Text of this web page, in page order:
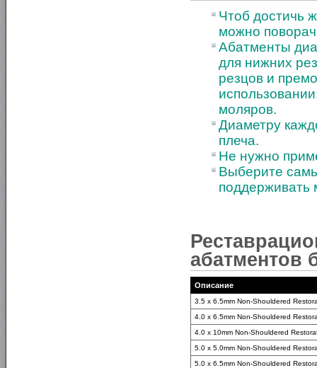
Чтоб достичь
можно
Абатменты
для нижних
резцов и
моляров.
Диаметру
плеча.
Не нужно
Выберите
поддерживать
абатментов
Описание
3.5 x 6.5mm Non-Shouldered
4.0 x 6.5mm Non-Shouldered
4.0 x 10mm Non-Shouldered
5.0 x 5.0mm Non-Shouldered
5.0 x 6.5mm Non-Shouldered